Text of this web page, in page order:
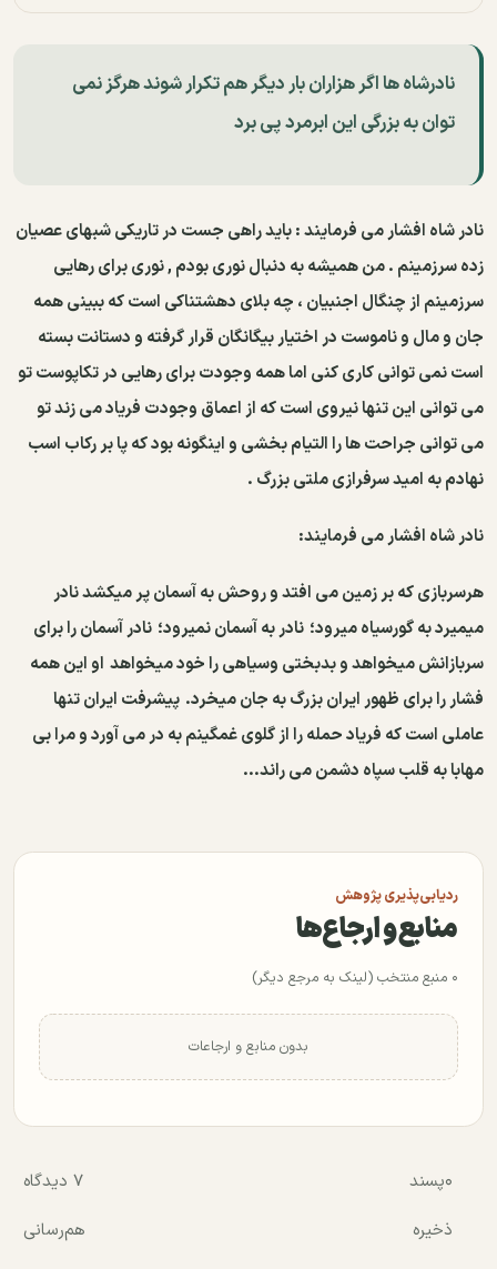
نادرشاه ها اگر هزاران بار دیگر هم تکرار شوند هرگز نمی
توان به بزرگی این ابرمرد پی برد
نادر شاه افشار می فرمایند : باید راهی جست در تاریکی شبهای عصیان
زده سرزمینم . من همیشه به دنبال نوری بودم , نوری برای رهایی
سرزمینم از چنگال اجنبیان ، چه بلای دهشتناکی است که ببینی همه
جان و مال و ناموست در اختیار بیگانگان قرار گرفته و دستانت بسته
است نمی توانی کاری کنی اما همه وجودت برای رهایی در تکاپوست تو
می توانی این تنها نیروی است که از اعماق وجودت فریاد می زند تو
می توانی جراحت ها را التیام بخشی و اینگونه بود که پا بر رکاب اسب
نهادم به امید سرفرازی ملتی بزرگ .
نادر شاه افشار می فرمایند:
هرسربازی که بر زمین می افتد و روحش به آسمان پر میکشد نادر
میمیرد به گورسیاه میرود؛ نادر به آسمان نمیرود؛ نادر آسمان را برای
سربازانش میخواهد و بدبختی وسیاهی را خود میخواهد او این همه
فشار را برای ظهور ایران بزرگ به جان میخرد. پیشرفت ایران تنها
عاملی است که فریاد حمله را از گلوی غمگینم به در می آورد و مرا بی
مهابا به قلب سپاه دشمن می راند...
ردیابی‌پذیری پژوهش
منابع و ارجاع‌ها
۰ منبع منتخب (لینک به مرجع دیگر)
بدون منابع و ارجاعات
۰پسند
۷ دیدگاه
ذخیره
هم‌رسانی